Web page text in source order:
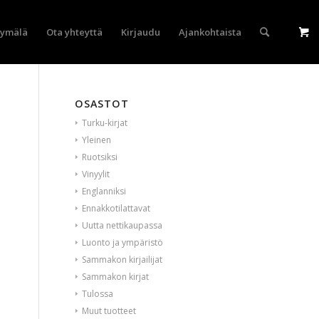
Ota yhteyttä Kirjaudu Ajankohtaista
OSASTOT
Turku-kirjat
Yleinen
Ruotsiksi
Vinyylit
Englanniksi
Ennakkotilattavat
Uutta nettikaupassa
Luonto ja ympäristö
Sammakon kirjailijat
Sammakon kirjat
Tulossa
Muut tuotteet